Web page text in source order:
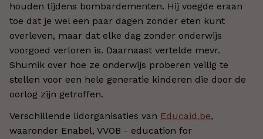
houden tijdens bombardementen. Hij voegde eraan
toe dat je wel een paar dagen zonder eten kunt
overleven, maar dat elke dag zonder onderwijs
voorgoed verloren is. Daarnaast vertelde mevr.
Shumik over hoe ze onderwijs proberen veilig te
stellen voor een hele generatie kinderen die door de
oorlog zijn getroffen.
Verschillende lidorganisaties van Educaid.be,
waaronder Enabel, VVOB - education for